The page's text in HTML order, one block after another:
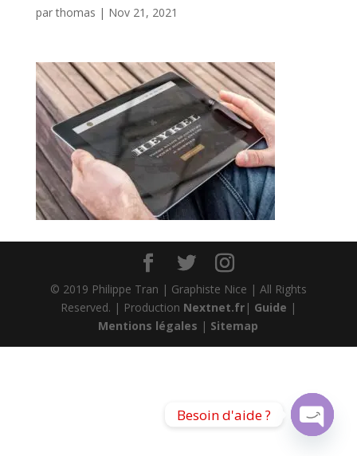
parthomas | Nov 21, 2021
© 2019 Philippe Tran | Graphiste Nice | All Rights
Reserved. | Production Nextnet.fr| Guide |
Mentions légales | Sitemap
Besoin d'aide ?